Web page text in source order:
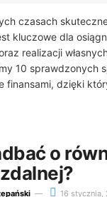
czasach
kluczowe dla
realizacji
10 sprawdzonych
finansami, dzięki
o
16 stycznia,